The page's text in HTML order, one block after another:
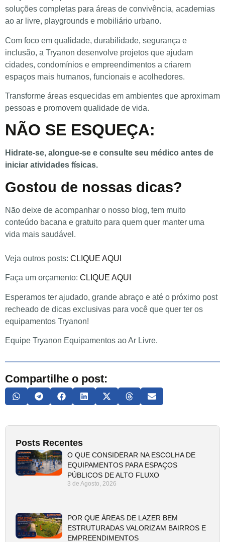
soluções completas para áreas de convivência, academias
ao ar livre, playgrounds e mobiliário urbano.
Com foco em qualidade, durabilidade, segurança e
inclusão, a Tryanon desenvolve projetos que ajudam
cidades, condomínios e empreendimentos a criarem
espaços mais humanos, funcionais e acolhedores.
Transforme áreas esquecidas em ambientes que aproximam
pessoas e promovem qualidade de vida.
NÃO SE ESQUEÇA:
Hidrate-se, alongue-se e consulte seu médico antes de
iniciar atividades físicas.
Gostou de nossas dicas?
Não deixe de acompanhar o nosso blog, tem muito
conteúdo bacana e gratuito para quem quer manter uma
vida mais saudável.
Veja outros posts: CLIQUE AQUI
Faça um orçamento: CLIQUE AQUI
Esperamos ter ajudado, grande abraço e até o próximo post
recheado de dicas exclusivas para você que quer ter os
equipamentos Tryanon!
Equipe Tryanon Equipamentos ao Ar Livre.
Compartilhe o post:
Posts Recentes
O QUE CONSIDERAR NA ESCOLHA DE
EQUIPAMENTOS PARA ESPAÇOS
PÚBLICOS DE ALTO FLUXO
3 de Agosto, 2026
POR QUE ÁREAS DE LAZER BEM
ESTRUTURADAS VALORIZAM BAIRROS E
EMPREENDIMENTOS